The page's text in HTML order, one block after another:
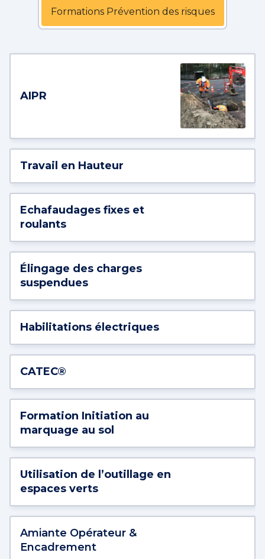
Formations Prévention des risques
AIPR
Travail en Hauteur
Echafaudages fixes et
roulants
Élingage des charges
suspendues
Habilitations électriques
CATEC®
Formation Initiation au
marquage au sol
Utilisation de l’outillage en
espaces verts
Amiante Opérateur &
Encadrement